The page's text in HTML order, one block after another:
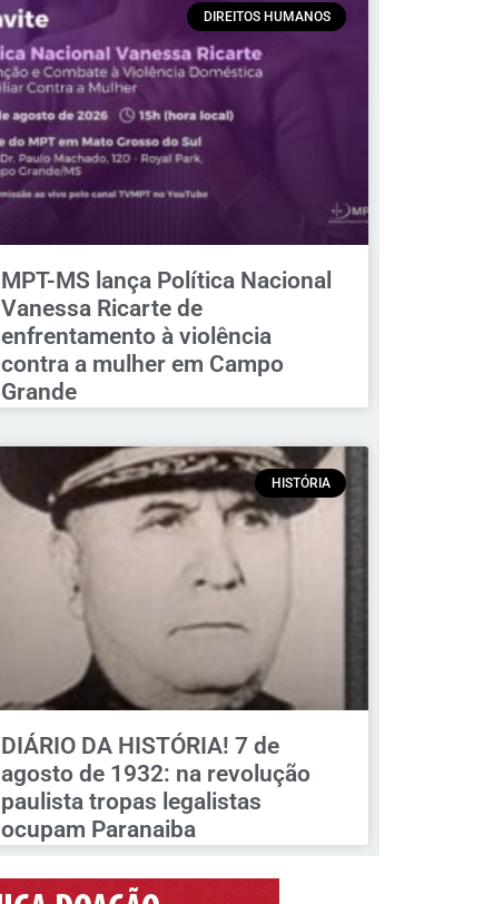
DIREITOS HUMANOS
MPT-MS lança Política Nacional
Vanessa Ricarte de
enfrentamento à violência
contra a mulher em Campo
Grande
HISTÓRIA
DIÁRIO DA HISTÓRIA! 7 de
agosto de 1932: na revolução
paulista tropas legalistas
ocupam Paranaiba